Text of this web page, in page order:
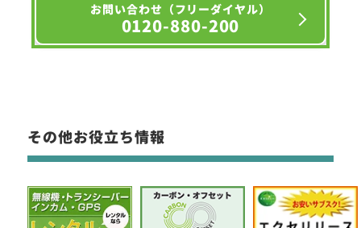
お問い合わせ（フリーダイヤル）
0120-880-200
その他お役立ち情報